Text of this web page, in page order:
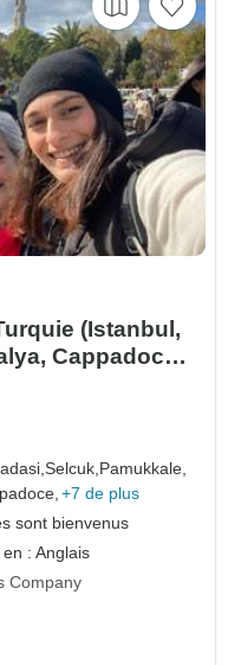
(Istanbul,
Cappadoce)
Selcuk, Pamukkale,
+7 de plus
sont bienvenus
: Anglais
Company